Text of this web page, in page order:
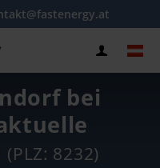
bei
(PLZ: 8232)